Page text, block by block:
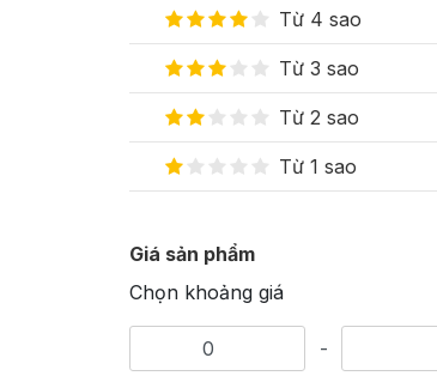
Từ 4 sao
Từ 3 sao
Từ 2 sao
Từ 1 sao
Giá sản phẩm
Chọn khoảng giá
-